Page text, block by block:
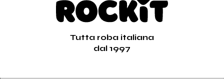
Tutta roba italiana
dal 1997